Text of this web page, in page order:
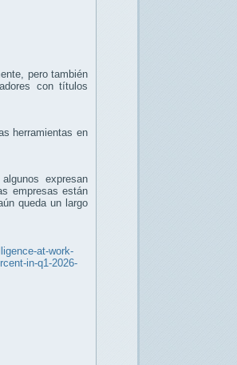
pero también
con títulos
herramientas en
expresan
empresas están
queda un largo
at-work-
in-q1-2026-